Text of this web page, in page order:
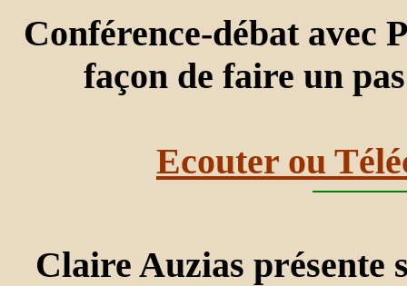
Conférence-débat avec
façon de faire un
Ecouter ou
Claire Auzias présente